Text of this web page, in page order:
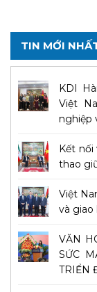
TIN MỚI
KDI
Việt
nghiệp
Kết nối
thao
Việt
và giao
VĂN
SỨC
TRIỂN